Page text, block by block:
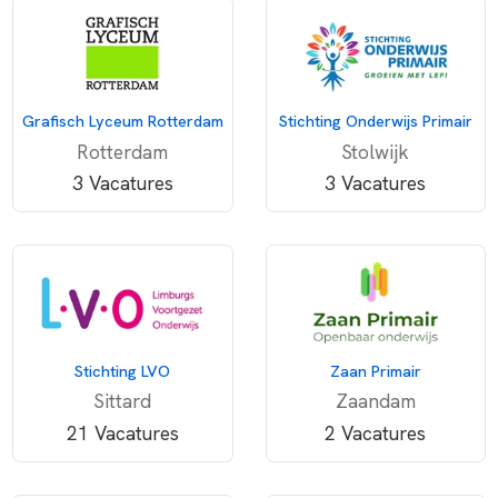
Grafisch Lyceum Rotterdam
Rotterdam
3 Vacatures
Stichting Onderwijs Primair
Stolwijk
3 Vacatures
Stichting LVO
Sittard
21 Vacatures
Zaan Primair
Zaandam
2 Vacatures